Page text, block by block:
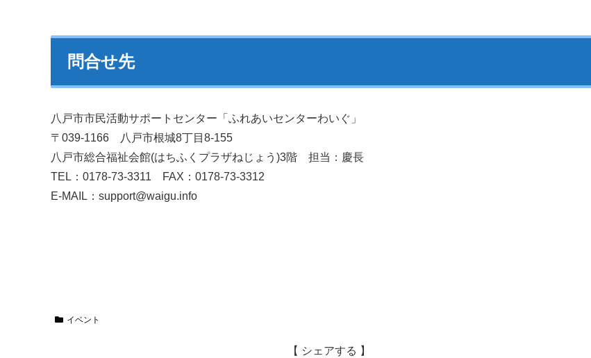
問合せ先
八戸市市民活動サポートセンター「ふれあいセンターわいぐ」
〒039-1166 八戸市根城8丁目8-155
八戸市総合福祉会館(はちふくプラザねじょう)3階 担当：慶長
TEL：0178-73-3311 FAX：0178-73-3312
E-MAIL：support@waigu.info
イベント
【 シェアする 】